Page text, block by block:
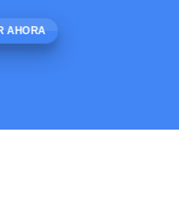
AHORA